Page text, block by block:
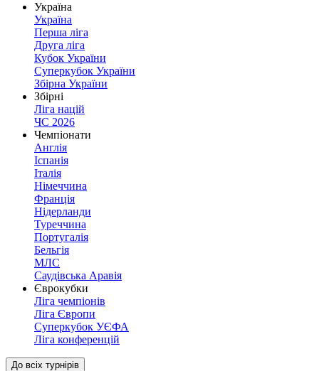
Україна
Україна
Перша ліга
Друга ліга
Кубок України
Суперкубок України
Збірна України
Збірні
Ліга націй
ЧС 2026
Чемпіонати
Англія
Іспанія
Італія
Німеччина
Франція
Нідерланди
Туреччина
Португалія
Бельгія
МЛС
Саудівська Аравія
Єврокубки
Ліга чемпіонів
Ліга Європи
Суперкубок УЄФА
Ліга конференцій
До всіх турнірів